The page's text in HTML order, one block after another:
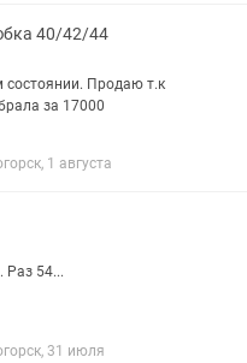
40/42/44
состоянии. Продаю т.к
за 17000
1 августа
Раз 54...
31 июля